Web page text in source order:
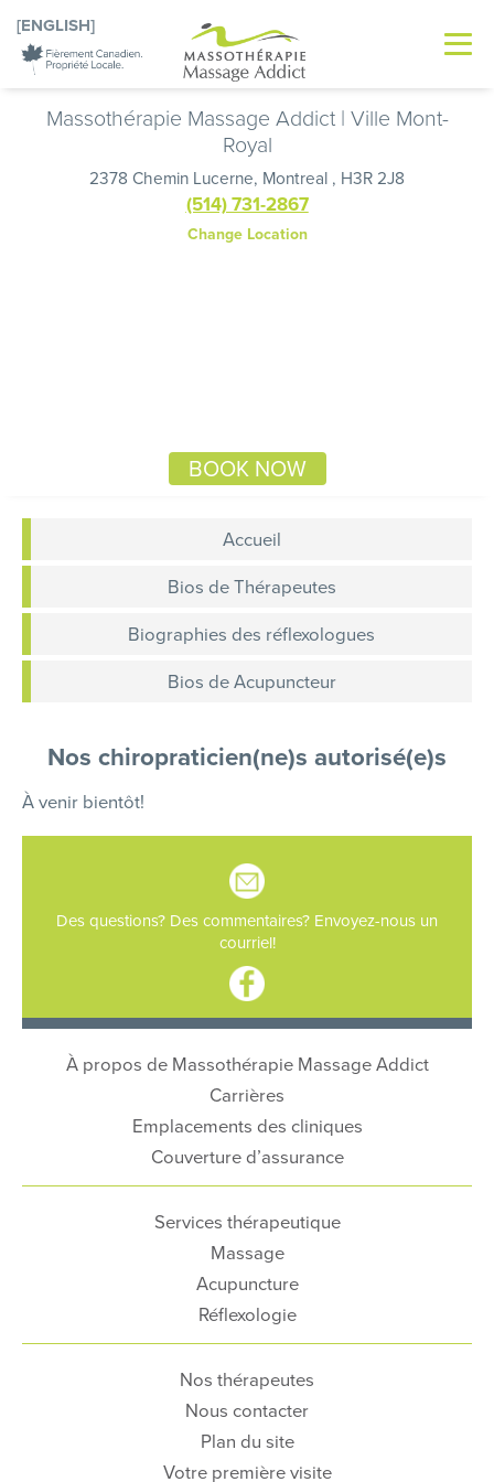
[ENGLISH]
Massothérapie Massage Addict | Ville Mont-
Royal
2378 Chemin Lucerne, Montreal , H3R 2J8
(514) 731-2867
Change Location
BOOK NOW
Accueil
Bios de Thérapeutes
Biographies des réflexologues
Bios de Acupuncteur
Nos chiropraticien(ne)s autorisé(e)s
À venir bientôt!
Des questions? Des commentaires? Envoyez-nous un
courriel!
À propos de Massothérapie Massage Addict
Carrières
Emplacements des cliniques
Couverture d’assurance
Services thérapeutique
Massage
Acupuncture
Réflexologie
Nos thérapeutes
Nous contacter
Plan du site
Votre première visite